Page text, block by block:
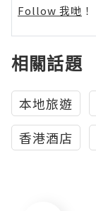
Follow 我哋 ！
相關話題
本地旅遊
香港酒店